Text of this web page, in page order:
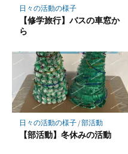
日々の活動の様子
【修学旅行】バスの車窓か
ら
日々の活動の様子/部活動
【部活動】冬休みの活動